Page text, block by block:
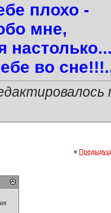
плохо -
мне,
во
«